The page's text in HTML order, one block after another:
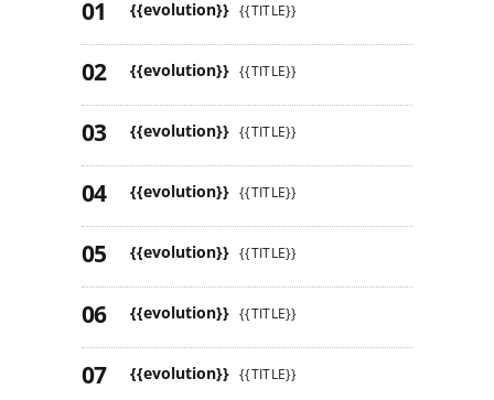
{{evolution}} {{TITLE}}
{{evolution}} {{TITLE}}
{{evolution}} {{TITLE}}
{{evolution}} {{TITLE}}
{{evolution}} {{TITLE}}
{{evolution}} {{TITLE}}
{{evolution}} {{TITLE}}